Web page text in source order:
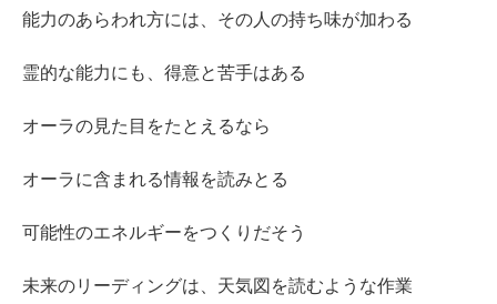
能力のあらわれ方には、その人の持ち味が加わる
霊的な能力にも、得意と苦手はある
オーラの見た目をたとえるなら
オーラに含まれる情報を読みとる
可能性のエネルギーをつくりだそう
未来のリーディングは、天気図を読むような作業